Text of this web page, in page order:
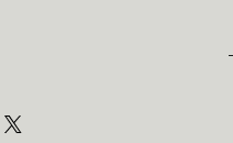
が織り込まれており、屋外で